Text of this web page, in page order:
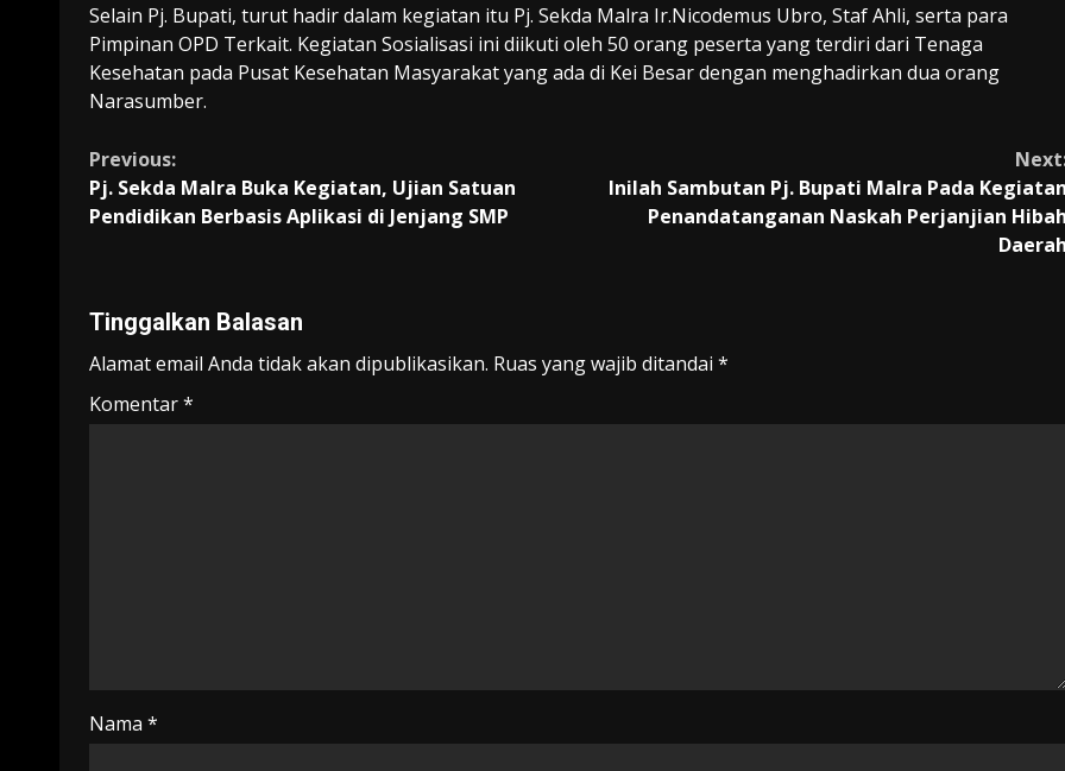
Selain Pj. Bupati, turut hadir dalam kegiatan itu Pj. Sekda Malra Ir.Nicodemus Ubro, Staf Ahli, serta para
Pimpinan OPD Terkait. Kegiatan Sosialisasi ini diikuti oleh 50 orang peserta yang terdiri dari Tenaga
Kesehatan pada Pusat Kesehatan Masyarakat yang ada di Kei Besar dengan menghadirkan dua orang
Narasumber.
Continue
Reading
Previous:
Pj. Sekda Malra Buka Kegiatan, Ujian Satuan
Pendidikan Berbasis Aplikasi di Jenjang SMP
Inilah Sambutan Pj. Bupati Malra Pada
Penandatanganan Naskah Perjanjian
Tinggalkan Balasan
Alamat email Anda tidak akan dipublikasikan. Ruas yang wajib ditandai *
Komentar*
Nama *